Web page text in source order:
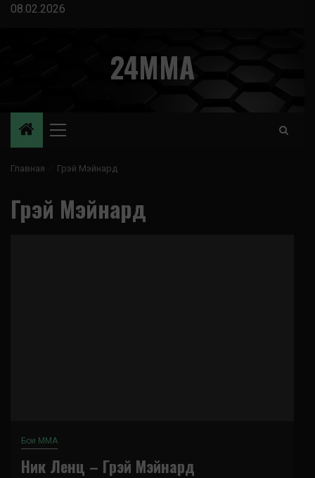
Перейти
08.02.2026
24MMA
Основное
Главная Грэй Мэйнард
Грэй Мэйнард
Бои ММА
Ник Ленц – Грэй Мэйнард